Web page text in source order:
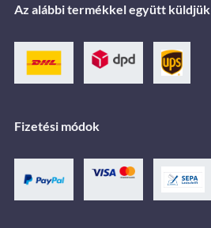
Az alábbi termékkel együtt küldjük
Fizetési módok